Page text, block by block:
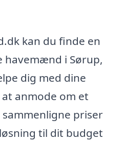
kan du finde en
i Sørup,
dig med dine
anmode om et
priser
til dit budget